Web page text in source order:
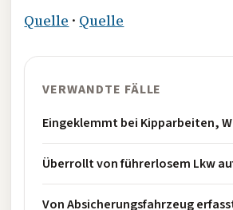
Quelle · Quelle
VERWANDTE FÄLLE
Eingeklemmt bei Kipparbeiten,
Überrollt von führerlosem Lkw
Von Absicherungsfahrzeug